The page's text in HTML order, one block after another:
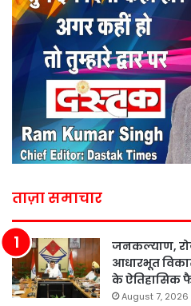
ताज़ा समाचार
जनकल्याण,
आधारभूत
के ऐतिहासिक
August 7, 2026